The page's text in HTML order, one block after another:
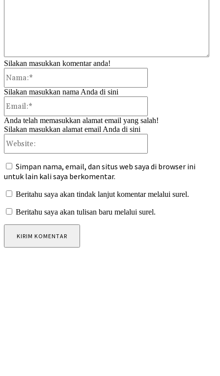
Silakan masukkan komentar anda!
Silakan masukkan nama Anda di sini
Anda telah memasukkan alamat email yang salah!
Silakan masukkan alamat email Anda di sini
Simpan nama, email, dan situs web saya di browser ini
untuk lain kali saya berkomentar.
Beritahu saya akan tindak lanjut komentar melalui surel.
Beritahu saya akan tulisan baru melalui surel.